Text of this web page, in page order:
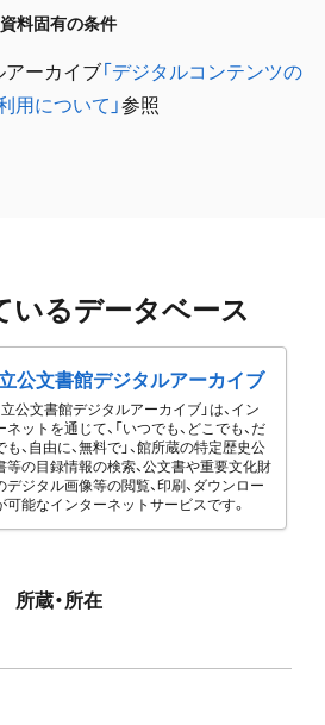
資料固有の条件
アーカイブ「デジタルコンテンツの
用について」参照
いるデータベース
公文書館デジタルアーカイブ
立公文書館デジタルアーカイブ」は、イン
ネットを通じて、「いつでも、どこでも、だ
も、自由に、無料で」、館所蔵の特定歴史公
等の目録情報の検索、公文書や重要文化財
デジタル画像等の閲覧、印刷、ダウンロー
可能なインターネットサービスです。
所蔵・所在